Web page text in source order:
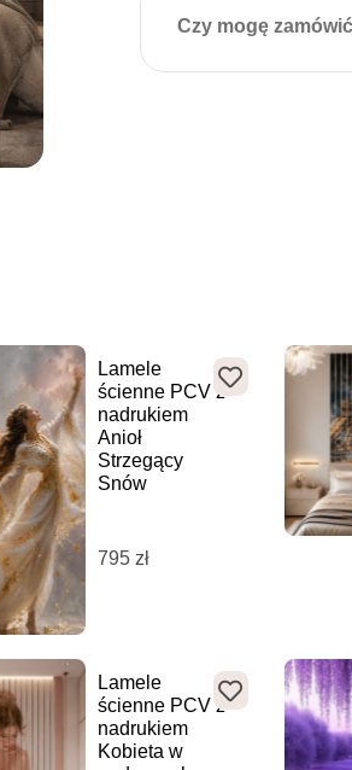
Czy mogę
Lamele
ścienne PCV z
nadrukiem
Anioł
Strzegący
Snów
795 zł
Lamele
ścienne PCV z
nadrukiem
Kobieta w